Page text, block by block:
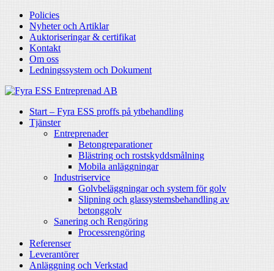
Policies
Nyheter och Artiklar
Auktoriseringar & certifikat
Kontakt
Om oss
Ledningssystem och Dokument
Start – Fyra ESS proffs på ytbehandling
Tjänster
Entreprenader
Betongreparationer
Blästring och rostskyddsmålning
Mobila anläggningar
Industriservice
Golvbeläggningar och system för golv
Slipning och glassystemsbehandling av
betonggolv
Sanering och Rengöring
Processrengöring
Referenser
Leverantörer
Anläggning och Verkstad